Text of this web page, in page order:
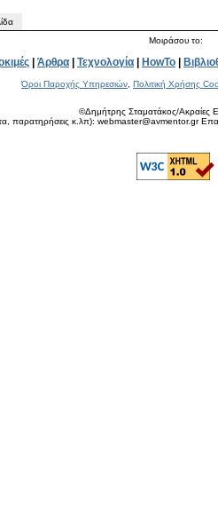
Μοιράσου το:
| Άρθρα | Τεχνολογία | HowTo |
Όροι Παροχής Υπηρεσιών Πολιτική Χρήσης
©Δημήτρης Σταματάκος/Ακραίες
παρατηρήσεις κ.λπ): webmaster@avmentor.gr